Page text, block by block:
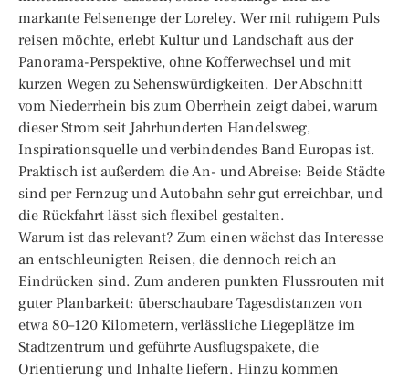
markante Felsenenge der Loreley. Wer mit ruhigem Puls
reisen möchte, erlebt Kultur und Landschaft aus der
Panorama-Perspektive, ohne Kofferwechsel und mit
kurzen Wegen zu Sehenswürdigkeiten. Der Abschnitt
vom Niederrhein bis zum Oberrhein zeigt dabei, warum
dieser Strom seit Jahrhunderten Handelsweg,
Inspirationsquelle und verbindendes Band Europas ist.
Praktisch ist außerdem die An- und Abreise: Beide Städte
sind per Fernzug und Autobahn sehr gut erreichbar, und
die Rückfahrt lässt sich flexibel gestalten.
Warum ist das relevant? Zum einen wächst das Interesse
an entschleunigten Reisen, die dennoch reich an
Eindrücken sind. Zum anderen punkten Flussrouten mit
guter Planbarkeit: überschaubare Tagesdistanzen von
etwa 80–120 Kilometern, verlässliche Liegeplätze im
Stadtzentrum und geführte Ausflugspakete, die
Orientierung und Inhalte liefern. Hinzu kommen